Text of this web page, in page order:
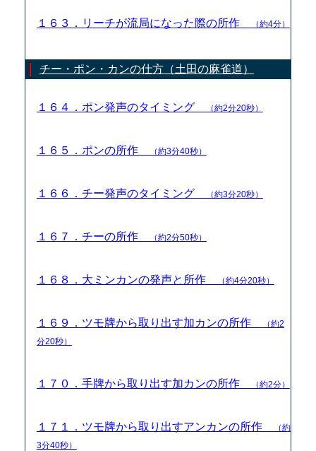
１６３．リーチが流局になった際の所作 （約4分）
チー・ポン・カンの仕方（土田の麻雀道）
１６４．ポン発声のタイミング （約2分20秒）
１６５．ポンの所作 （約3分40秒）
１６６．チー発声のタイミング （約3分20秒）
１６７．チーの所作 （約2分50秒）
１６８．大ミンカンの発声と所作 （約4分20秒）
１６９．ツモ牌から取り出す加カンの所作
（約2
分20秒）
１７０．手牌から取り出す加カンの所作 （約2分）
１７１．ツモ牌から取り出すアンカンの所作
（約
3分40秒）